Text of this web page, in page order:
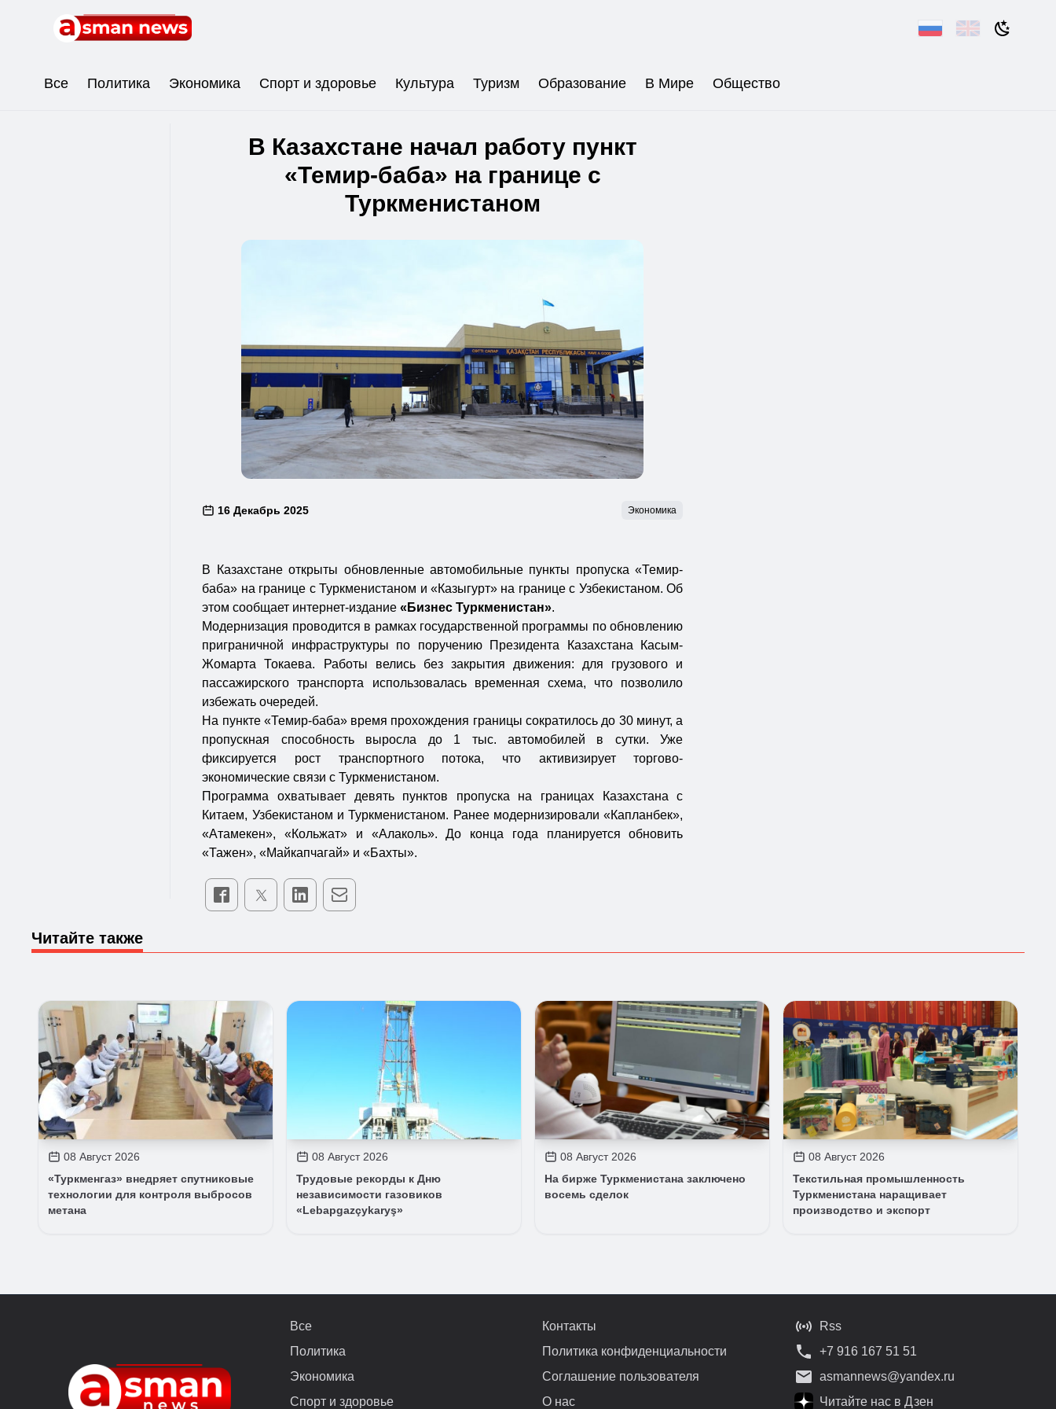
Все Политика Экономика Спорт и здоровье Культура Туризм Образование В Мире Общество
В Казахстане начал работу пункт
«Темир-баба» на границе с
Туркменистаном
16 Декабрь 2025 Экономика
В Казахстане открыты обновленные автомобильные пункты пропуска «Темир-
баба» на границе с Туркменистаном и «Казыгурт» на границе с Узбекистаном. Об
этом сообщает интернет-издание«Бизнес Туркменистан».
Модернизация проводится в рамках государственной программы по обновлению
приграничной инфраструктуры по поручению Президента Казахстана Касым-
Жомарта Токаева. Работы велись без закрытия движения: для грузового и
пассажирского транспорта использовалась временная схема, что позволило
избежать очередей.
На пункте «Темир-баба» время прохождения границы сократилось до 30 минут, а
пропускная способность выросла до 1 тыс. автомобилей в сутки. Уже
фиксируется рост транспортного потока, что активизирует торгово-
экономические связи с Туркменистаном.
Программа охватывает девять пунктов пропуска на границах Казахстана с
Китаем, Узбекистаном и Туркменистаном. Ранее модернизировали «Капланбек»,
«Атамекен», «Кольжат» и «Алаколь». До конца года планируется обновить
«Тажен», «Майкапчагай» и «Бахты».
Читайте также
08 Август 2026
«Туркменгаз» внедряет спутниковые
технологии для контроля выбросов
метана
08 Август 2026
Трудовые рекорды к Дню
независимости газовиков
«Lebapgazçykaryş»
08 Август 2026
На бирже Туркменистана заключено
восемь сделок
08 Август 2026
Текстильная промышленность
Туркменистана наращивает
производство и экспорт
Все
Политика
Экономика
Спорт и здоровье
Контакты
Политика конфиденциальности
Соглашение пользователя
О нас
Rss
+7 916 167 51 51
asmannews@yandex.ru
Читайте нас в Дзен